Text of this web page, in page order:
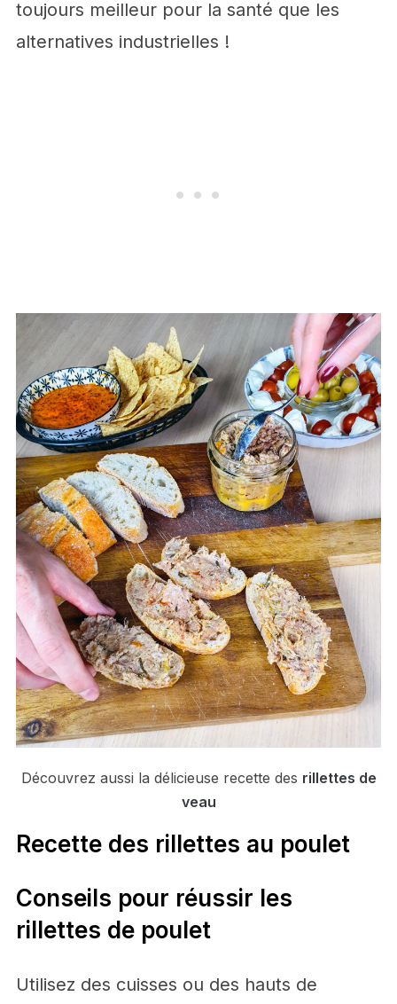
toujours meilleur pour la santé que les
alternatives industrielles !
Découvrez aussi la délicieuse recette des rillettes de
veau
Recette des rillettes au poulet
Conseils pour réussir les
rillettes de poulet
Utilisez des cuisses ou des hauts de